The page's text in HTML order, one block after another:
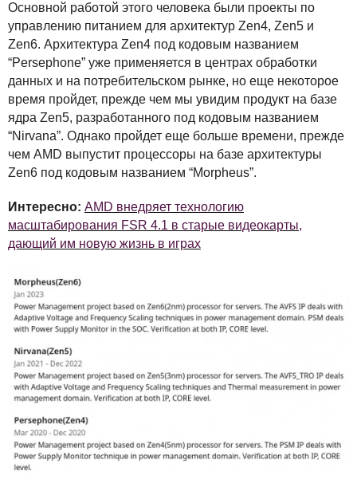
Основной работой этого человека были проекты по
управлению питанием для архитектур Zen4, Zen5 и
Zen6. Архитектура Zen4 под кодовым названием
“Persephone” уже применяется в центрах обработки
данных и на потребительском рынке, но еще некоторое
время пройдет, прежде чем мы увидим продукт на базе
ядра Zen5, разработанного под кодовым названием
“Nirvana”. Однако пройдет еще больше времени, прежде
чем AMD выпустит процессоры на базе архитектуры
Zen6 под кодовым названием “Morpheus”.
Интересно: AMD внедряет технологию
масштабирования FSR 4.1 в старые видеокарты,
дающий им новую жизнь в играх